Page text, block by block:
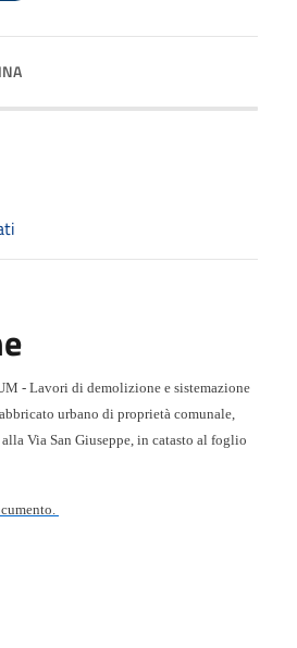
- Lavori di demolizione e sistemazione
urbano di proprietà comunale,
Via San Giuseppe, in catasto al foglio